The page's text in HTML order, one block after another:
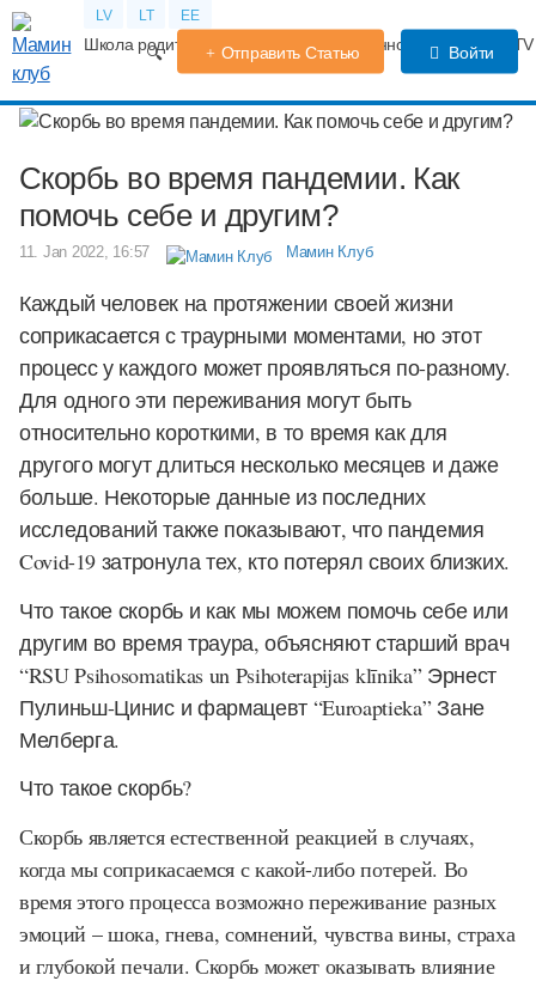
LV LT EE
Школа родителей Календарь беременности Форум
Отправить Статью Войти
Скорбь во время пандемии. Как
помочь себе и другим?
11. Jan 2022, 16:57 Мамин Клуб
Каждый человек на протяжении своей жизни
соприкасается с траурными моментами, но этот
процесс у каждого может проявляться по-разному.
Для одного эти переживания могут быть
относительно короткими, в то время как для
другого могут длиться несколько месяцев и даже
больше. Некоторые данные из последних
исследований также показывают, что пандемия
Covid-19 затронула тех, кто потерял своих близких.
Что такое скорбь и как мы можем помочь себе или
другим во время траура, объясняют старший врач
“RSU Psihosomatikas un Psihoterapijas klīnika” Эрнест
Пулиньш-Цинис и фармацевт “Euroaptieka” Зане
Мелберга.
Что такое скорбь?
Скорбь является естественной реакцией в случаях,
когда мы соприкасаемся с какой-либо потерей. Во
время этого процесса возможно переживание разных
эмоций – шока, гнева, сомнений, чувства вины, страха
и глубокой печали. Скорбь может оказывать влияние